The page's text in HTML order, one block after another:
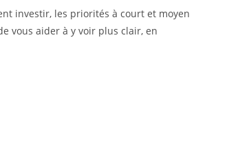
investir, les priorités à court et moyen
vous aider à y voir plus clair, en